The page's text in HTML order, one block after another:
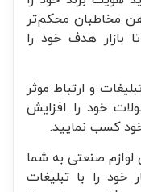
مخاطبان محکم‌تر
هدف خود را
و ارتباط موثر
خود را افزایش
کسب نمایید.
صنعتی به شما
را با تبلیغات